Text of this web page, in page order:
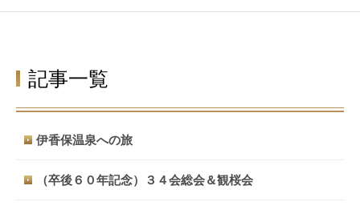
記事一覧
伊香保温泉への旅
（卒後６０年記念）３４会総会＆観桜会